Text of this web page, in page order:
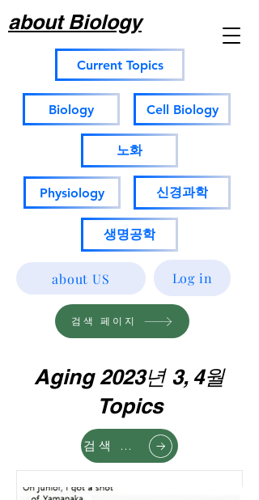
about Biology
Current Topics
Biology Cell Biology
노화
Physiology 신경과학
생명공학
about US Log in
검색 페이지
Aging 2023년 3, 4월
Topics
검색 페이지